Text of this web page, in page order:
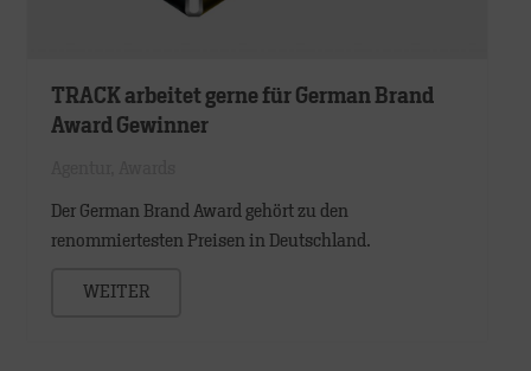
TRACK arbeitet gerne für German Brand
Award Gewinner
Der German Brand Award gehört zu den
renommiertesten Preisen in Deutschland.
WEITER